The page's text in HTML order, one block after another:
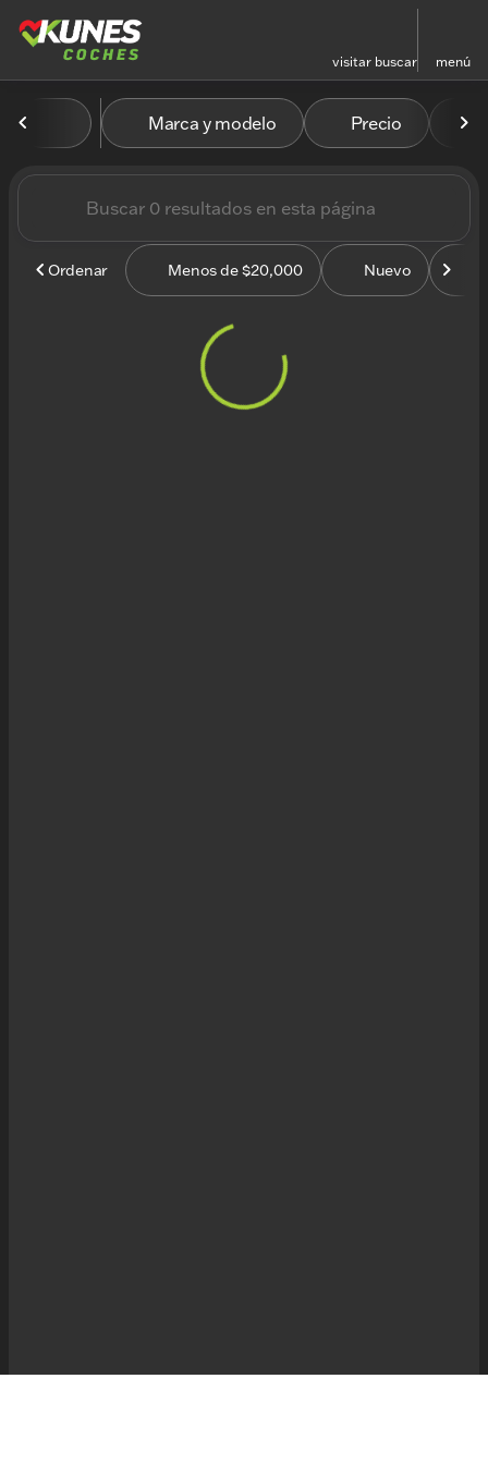
visitar buscar menú
filtrar buscar volver arriba
Vehículos en venta en
Marca y modelo Precio
Ordenar Menos de $20,000 Nuevo